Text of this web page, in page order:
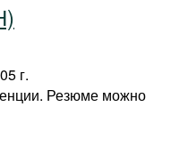
г.
Резюме можно